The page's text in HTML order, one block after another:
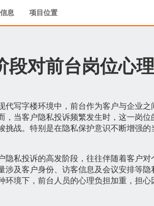
息 项目位置
对前台岗位心
代写字楼环境中，前台作为客户与企业
，当客户隐私投诉频繁发生时，这一岗
挑战。特别是在隐私保护意识不断增强
隐私投诉的高发阶段，往往伴随着客户
涉及客户身份、访客信息及会议安排等
环境下，前台人员的心理负担加重，担